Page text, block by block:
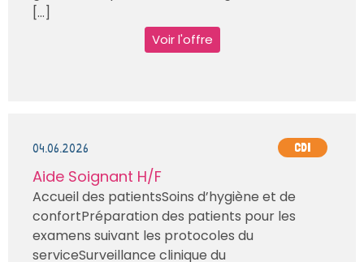
[...]
Voir l'offre
04.06.2026 CDI
Aide Soignant H/F
Accueil des patientsSoins d’hygiène et de
confortPréparation des patients pour les
examens suivant les protocoles du
serviceSurveillance clinique du